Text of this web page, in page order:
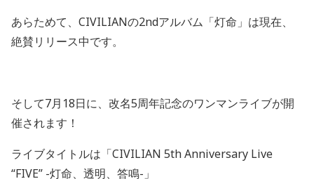
あらためて、 CIVILIANの2ndアルバム「灯命」は現在、
絶賛リリース中です。
そして7月 18日に、改名5周年記念のワンマンライブが開
催されます！
ライブタイトルは「CIVILIAN 5th Anniversary Live
“FIVE” -灯命、透明、答鳴- 」